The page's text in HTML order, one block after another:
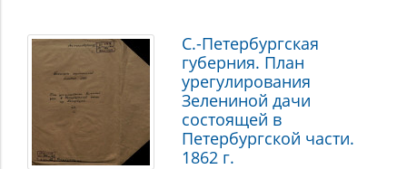
С.-Петербургская
губерния. План
урегулирования
Зелениной дачи
состоящей в
Петербургской части.
1862 г.